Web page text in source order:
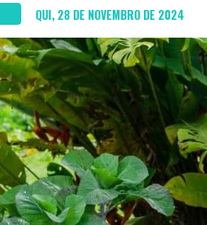
QUI, 28 DE NOVEMBRO DE 2024